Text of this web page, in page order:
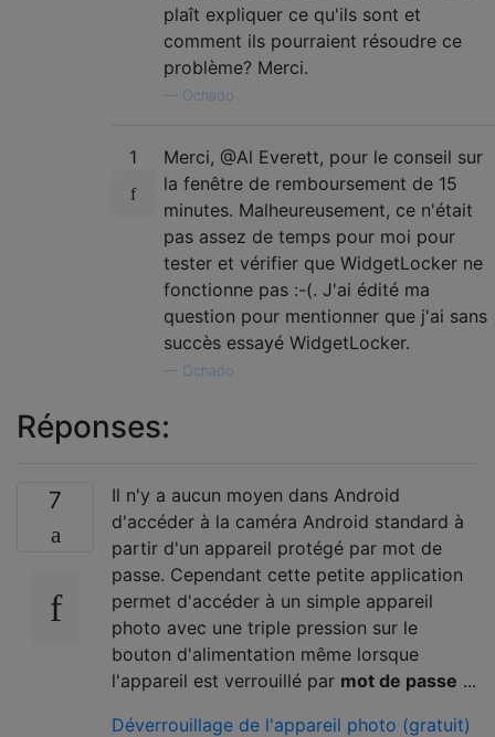
plaît expliquer ce qu'ils sont et
comment ils pourraient résoudre ce
problème? Merci.
Ochado
1
Merci, @Al Everett, pour le conseil sur
la fenêtre de remboursement de 15
minutes. Malheureusement, ce n'était
pas assez de temps pour moi pour
tester et vérifier que WidgetLocker ne
fonctionne pas :-(. J'ai édité ma
question pour mentionner que j'ai sans
succès essayé WidgetLocker.
Ochado
Réponses:
7
Il n'y a aucun moyen dans Android
d'accéder à la caméra Android standard à
partir d'un appareil protégé par mot de
passe. Cependant cette petite application
permet d'accéder à un simple appareil
photo avec une triple pression sur le
bouton d'alimentation même lorsque
l'appareil est verrouillé par mot de passe ...
Déverrouillage de l'appareil photo (gratuit)